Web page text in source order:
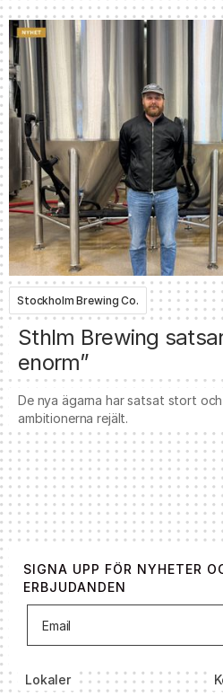
Stockholm Brewing Co.
Sthlm Brewing
enorm”
De nya ägarna har satsat stort
ambitionerna rejält.
SIGNA UPP FÖR NYHETER
ERBJUDANDEN
Lokaler